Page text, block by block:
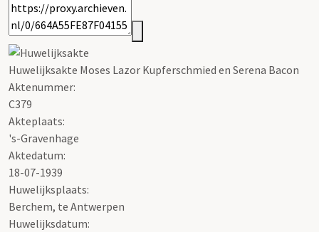
Huwelijksakte Moses Lazor Kupferschmied en Serena Bacon
Aktenummer:
C379
Akteplaats:
's-Gravenhage
Aktedatum:
18-07-1939
Huwelijksplaats:
Berchem, te Antwerpen
Huwelijksdatum: